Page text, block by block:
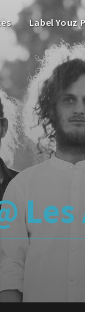
Label Youz